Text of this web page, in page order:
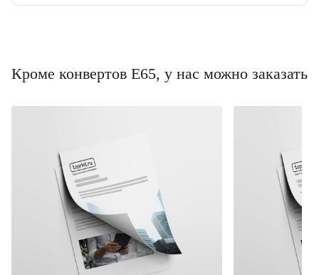
Кроме конвертов Е65, у нас можно заказать